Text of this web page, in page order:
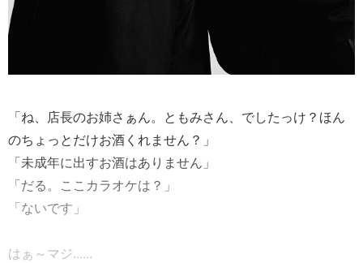
「ね、店長のお姉さぁん。ともみさん、でしたっけ？ほん
のちょっとだけお酒くれません？」
「未成年に出すお酒はありません」
「だる。ここカラオケは？」
「ないです」
はぁ～マジ......